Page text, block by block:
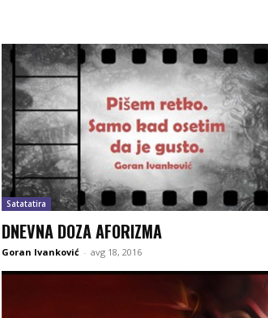
Satatatira
DNEVNA DOZA AFORIZMA
Goran Ivanković - avg 18, 2016